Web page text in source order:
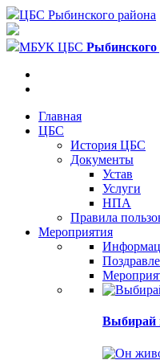
ЦБС Рыбинского района
МБУК ЦБС Рыбинского
Главная
ЦБС
История ЦБС
Документы
Устав
Услуги
НПА
Правила
Мероприятия
Выбирай